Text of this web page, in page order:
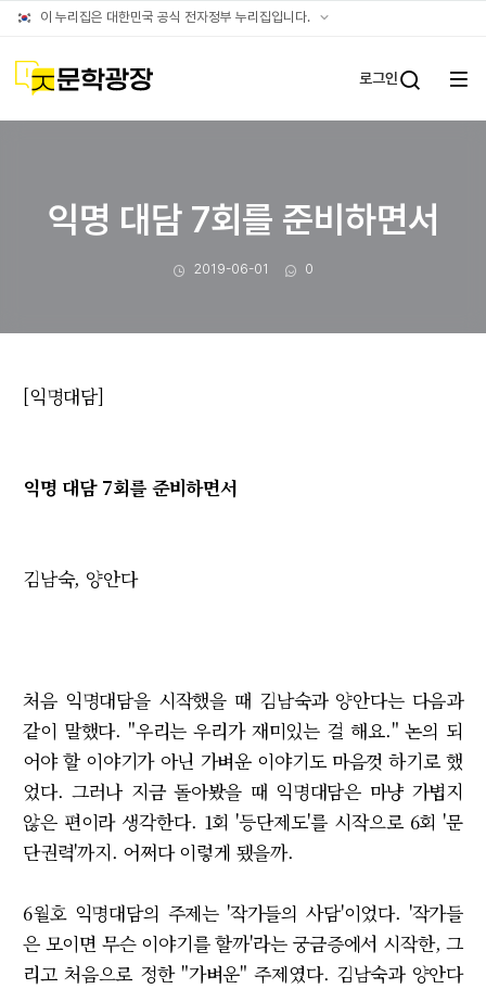
이 누리집은 대한민국 공식 전자정부 누리집입니다. 공식
문학광장 로그인
전체
익명 대담 7회를 준비하면서
작성일
2019-06-01 댓글수
0
[익명대담]
익명 대담 7회를 준비하면서
김남숙, 양안다
처음 익명대담을 시작했을 때 김남숙과 양안다는 다음과
같이 말했다. "우리는 우리가 재미있는 걸 해요." 논의 되
어야 할 이야기가 아닌 가벼운 이야기도 마음껏 하기로 했
었다. 그러나 지금 돌아봤을 때 익명대담은 마냥 가볍지
않은 편이라 생각한다. 1회 '등단제도'를 시작으로 6회 '문
단권력'까지. 어쩌다 이렇게 됐을까.
6월호 익명대담의 주제는 '작가들의 사담'이었다. '작가들
은 모이면 무슨 이야기를 할까'라는 궁금증에서 시작한, 그
리고 처음으로 정한 "가벼운" 주제였다. 김남숙과 양안다